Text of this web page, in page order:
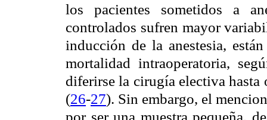
los pacientes sometidos a
controlados sufren mayor
inducción de la anestesia,
mortalidad intraoperatoria,
diferirse la cirugía electiva
(26-27). Sin embargo, el
por ser una muestra pequeña,